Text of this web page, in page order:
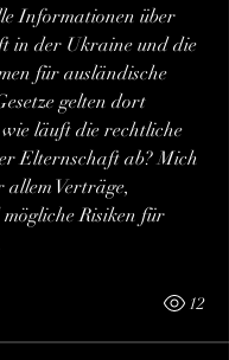
Informationen über
in der Ukraine und die
für ausländische
gelten dort
läuft die rechtliche
Elternschaft ab? Mich
allem Verträge,
Risiken für
12